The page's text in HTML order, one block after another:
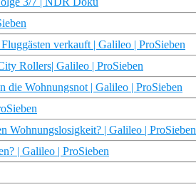
verkauft | Galileo | ProSieben
Rollers| Galileo | ProSieben
Wohnungsnot | Galileo | ProSieben
Wohnungslosigkeit? | Galileo | ProSieben
| Galileo | ProSieben